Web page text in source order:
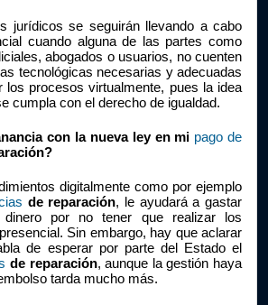
jurídicos se seguirán llevando a cabo
cuando alguna de las partes como
abogados o usuarios, no cuenten
tecnológicas necesarias y adecuadas
los procesos virtualmente, pues la idea
cumpla con el derecho de igualdad.
con la nueva ley en mi pago de
digitalmente como por ejemplo
de reparación, le ayudará a gastar
por no tener que realizar los
Sin embargo, hay que aclarar
de reparación, aunque la gestión haya
tarda mucho más.